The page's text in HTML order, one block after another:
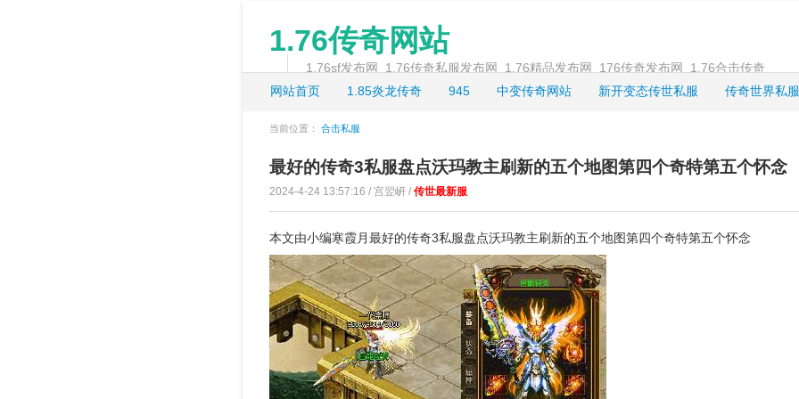
1.76传奇网站
1.76sf发布网_1.76传奇私服发布网_1.76精品发布网_176传奇发布网_1.76合击传奇
网站首页
1.85炎龙传奇 945 中变传奇网站 新开变态传世私服 传奇世界私
当前位置： 合击私服
最好的传奇3私服盘点沃玛教主刷新的五个地图第四个奇特第五个怀念
2024-4-24 13:57:16 / 宫翌岍 / 传世最新服
本文由小编寒霞月最好的传奇3私服盘点沃玛教主刷新的五个地图第四个奇特第五个怀念